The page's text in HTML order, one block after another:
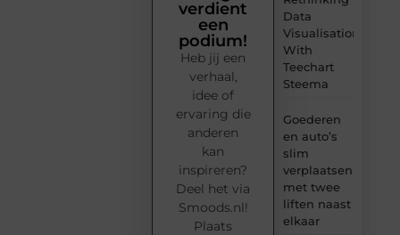
Data
Visualisation
With
Teechart
Steema
Goederen
en auto’s
slim
verplaatsen
met twee
liften naast
elkaar
verdient
een
podium!
Heb jij een
verhaal,
idee of
ervaring die
anderen
kan
inspireren?
Deel het via
Smoods.nl!
Plaats